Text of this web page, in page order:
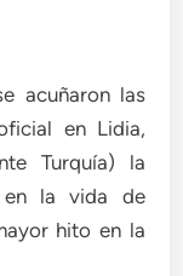
acuñaron las
en Lidia,
Turquía) la
en la vida de
hito en la